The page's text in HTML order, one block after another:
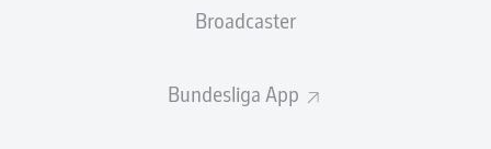
Broadcaster
Bundesliga App